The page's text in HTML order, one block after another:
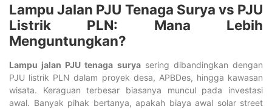
Lampu Jalan PJU Tenaga Surya vs PJU
Listrik PLN: Mana Lebih
Menguntungkan?
Lampu jalan PJU tenaga suryasering dibandingkan dengan
PJU listrik PLN dalam proyek desa, APBDes, hingga kawasan
wisata. Keraguan terbesar biasanya muncul pada investasi
awal. Banyak pihak bertanya, apakah biaya awal solar street